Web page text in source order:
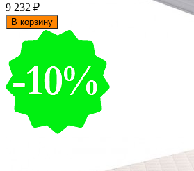
9 232 ₽
В корзину